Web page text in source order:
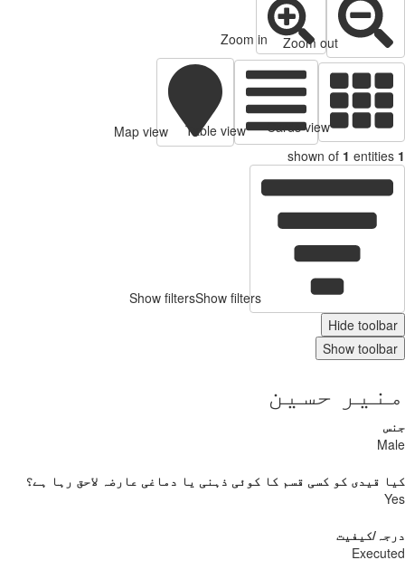
Zoom out
Zoom in
Cards view
Table view
Map view
shown of 1
Show filtersShow filters
Hide
Show
حسین
قیدی کو کسی قسم کا کوئی ذہنی یا دماغی عارضہ لاحق رہا ہے؟
کیفیت